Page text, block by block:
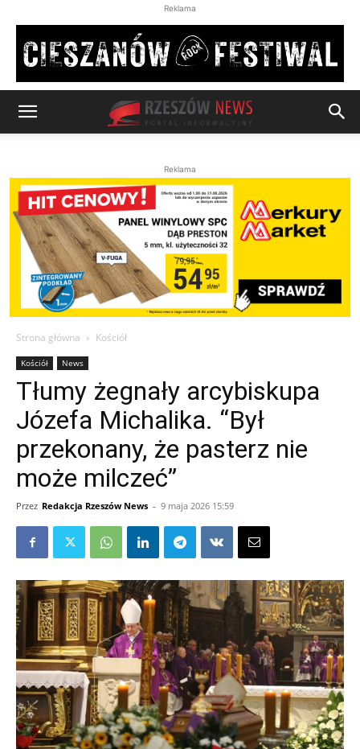
Reklama
Reklama
Strona główna Kościół
Kościół News
Tłumy żegnały arcybiskupa
Józefa Michalika. “Był
przekonany, że pasterz nie
może milczeć”
Przez Redakcja Rzeszów News - 9 maja 2026 15:59